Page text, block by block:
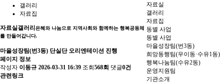
자료실
갤러리
자료집
동별 사업
동별 사업
마을성장팀(번3동)
희망동행팀(우이동·수유1동)
행복나눔팀(수유2동)
운영지원팀
기관소개
갤러리
자료집
자료실갤러리 은혜와 나눔으로 지역사회와 함께하는 행복공동체
를 만들어갑니다.
마을성장팀(번3동) 단실단 오리엔테이션 진행
페이지 정보
작성자 이동규 2026-03-31 16:39 조회 568회 댓글0건
관련링크